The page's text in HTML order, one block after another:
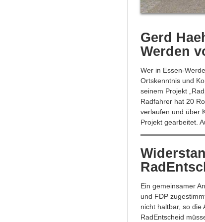
Gerd
Werden
Wer in Essen-
Ortskenntnis und
seinem Projekt
Radfahrer hat 20
verlaufen und über
Projekt gearbeitet.
Ein gemeinsamer
und FDP
nicht haltbar, so die
RadEntscheid